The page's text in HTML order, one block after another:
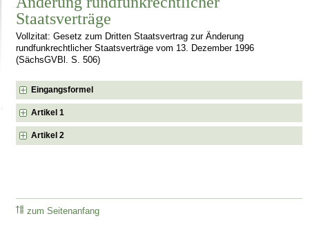
Staatsverträge
Vollzitat: Gesetz zum Dritten Staatsvertrag zur Änderung
rundfunkrechtlicher Staatsverträge vom 13. Dezember 1996
(SächsGVBl. S. 506)
Eingangsformel
Artikel 1
Artikel 2
zum Seitenanfang